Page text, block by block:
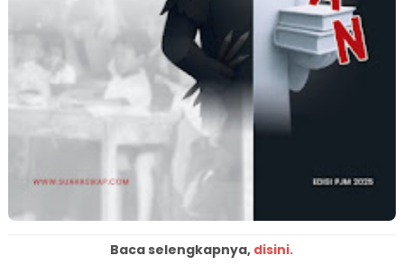
Baca selengkapnya, disini.